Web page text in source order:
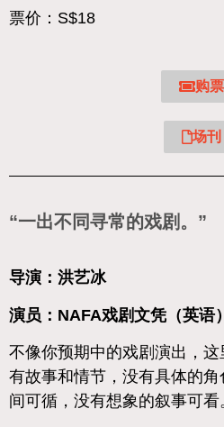
票价：S$18
购票
场刊
“一出不同寻常的戏剧。”
导演：洪艺冰
演员：NAFA戏剧文凭（英语
不像你预期中的戏剧演出，
有故事和情节，没有具体的
间可循，没有想象的叙事可看